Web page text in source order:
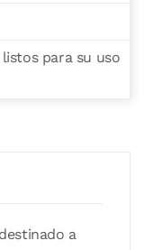
para su uso
destinado a